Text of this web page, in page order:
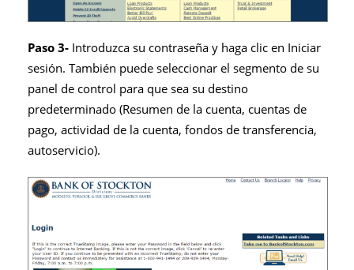
Paso 3- Introduzca su contraseña y haga clic en Iniciar
sesión. También puede seleccionar el segmento de su
panel de control para que sea su destino
predeterminado (Resumen de la cuenta, cuentas de
pago, actividad de la cuenta, fondos de transferencia,
autoservicio).